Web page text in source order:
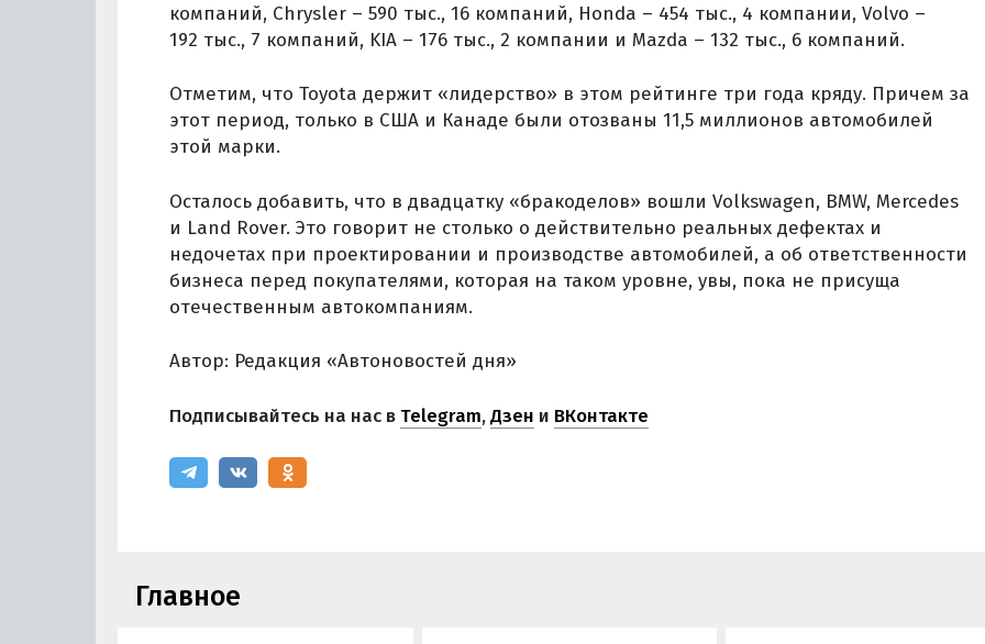
компаний, Chrysler – 590 тыс., 16 компаний, Honda – 454 тыс., 4 компании, Volvo –
192 тыс., 7 компаний, KIA – 176 тыс., 2 компании и Mazda – 132 тыс., 6 компаний.
Отметим, что Toyota держит «лидерство» в этом рейтинге три года кряду. Причем за
этот период, только в США и Канаде были отозваны 11,5 миллионов автомобилей
этой марки.
Осталось добавить, что в двадцатку «бракоделов» вошли Volkswagen, BMW, Mercedes
и Land Rover. Это говорит не столько о действительно реальных дефектах и
недочетах при проектировании и производстве автомобилей, а об ответственности
бизнеса перед покупателями, которая на таком уровне, увы, пока не присуща
отечественным автокомпаниям.
Автор: Редакция «Автоновостей дня»
Подписывайтесь на нас в Telegram,Дзен и ВКонтакте
Главное